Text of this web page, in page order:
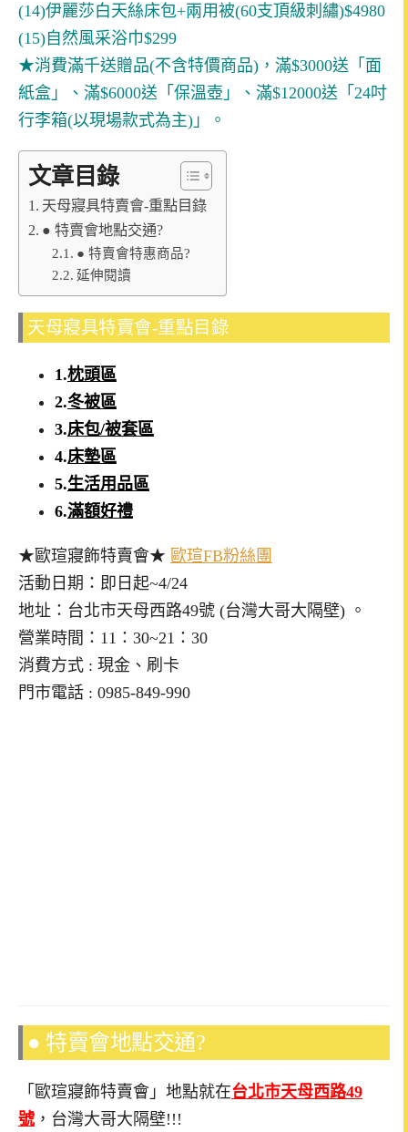
(14)伊麗莎白天絲床包+兩用被(60支頂級刺繡)$4980
(15)自然風采浴巾$299
★消費滿千送贈品(不含特價商品)，滿$3000送「面
紙盒」、滿$6000送「保溫壺」、滿$12000送「24吋
行李箱(以現場款式為主)」。
文章目錄
天母寢具特賣會-重點目錄
● 特賣會地點交通?
● 特賣會特惠商品?
延伸閱讀
天母寢具特賣會-重點目錄
1.枕頭區
2.冬被區
3.床包/被套區
4.床墊區
5.生活用品區
6.滿額好禮
★歐瑄寢飾特賣會★ 歐瑄FB粉絲團
活動日期：即日起~4/24
地址：台北市天母西路49號 (台灣大哥大隔壁) 。
營業時間：11：30~21：30
消費方式 : 現金、刷卡
門市電話 : 0985-849-990
● 特賣會地點交通?
「歐瑄寢飾特賣會」地點就在台北市天母西路49
號，台灣大哥大隔壁!!!